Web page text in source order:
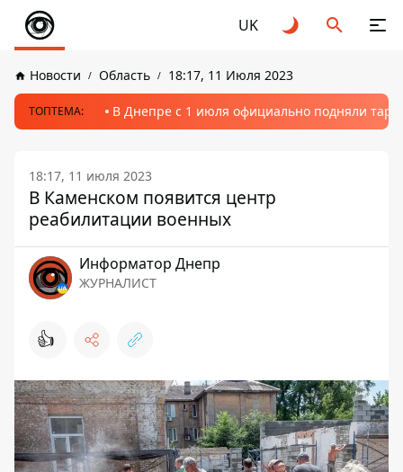
UK
Новости Область 18:17, 11 Июля 2023
ТОПТЕМА: В Днепре с 1 июля официально подняли
18:17, 11 июля 2023
В Каменском появится центр
реабилитации военных
Информатор Днепр
ЖУРНАЛИСТ
👍